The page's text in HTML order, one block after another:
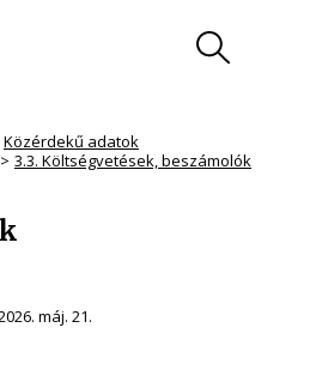
Közérdekű adatok
3.3. Költségvetések, beszámolók
máj. 21.